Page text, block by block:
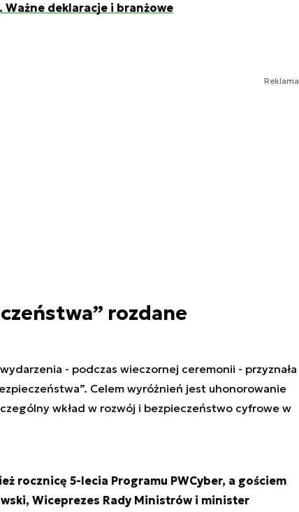
Ważne deklaracje i branżowe
Reklama
rozdane
- podczas wieczornej ceremonii - przyznała
Celem wyróżnień jest uhonorowanie
wkład w rozwój i bezpieczeństwo cyfrowe w
rocznicę 5-lecia Programu PWCyber, a gościem
Wiceprezes Rady Ministrów i minister